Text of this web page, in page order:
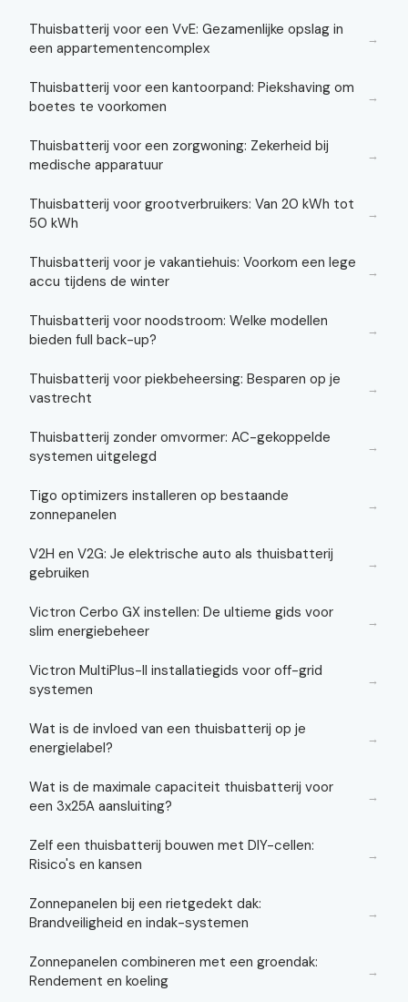
Thuisbatterij voor een VvE: Gezamenlijke opslag in
een appartementencomplex
→
Thuisbatterij voor een kantoorpand: Piekshaving om
boetes te voorkomen
→
Thuisbatterij voor een zorgwoning: Zekerheid bij
medische apparatuur
→
Thuisbatterij voor grootverbruikers: Van 20 kWh tot
50 kWh
→
Thuisbatterij voor je vakantiehuis: Voorkom een lege
accu tijdens de winter
→
Thuisbatterij voor noodstroom: Welke modellen
bieden full back-up?
→
Thuisbatterij voor piekbeheersing: Besparen op je
vastrecht
→
Thuisbatterij zonder omvormer: AC-gekoppelde
systemen uitgelegd
→
Tigo optimizers installeren op bestaande
zonnepanelen
→
V2H en V2G: Je elektrische auto als thuisbatterij
gebruiken
→
Victron Cerbo GX instellen: De ultieme gids voor
slim energiebeheer
→
Victron MultiPlus-II installatiegids voor off-grid
systemen
→
Wat is de invloed van een thuisbatterij op je
energielabel?
→
Wat is de maximale capaciteit thuisbatterij voor
een 3x25A aansluiting?
→
Zelf een thuisbatterij bouwen met DIY-cellen:
Risico's en kansen
→
Zonnepanelen bij een rietgedekt dak:
Brandveiligheid en indak-systemen
→
Zonnepanelen combineren met een groendak:
Rendement en koeling
→